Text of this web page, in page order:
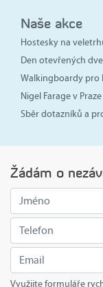
Naše akce
Hostesky na
Den otevřených
Walkingboardy pro
Nigel Farage v Praze
Sběr dotazníků a
Žádám o
Využijte formuláře